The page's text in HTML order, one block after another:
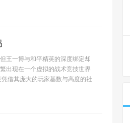
王一博与和平精英的深度绑定却
出现在一个虚拟的战术竞技世界
借其庞大的玩家基数与高度的社